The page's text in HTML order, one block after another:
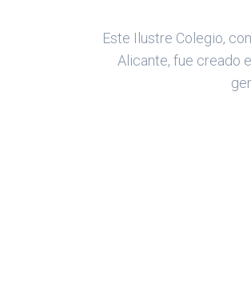
Este Ilustre Colegio,
Alicante, fue creado